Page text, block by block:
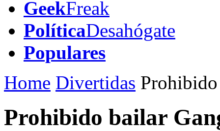
GeekFreak
PolíticaDesahógate
Populares
Home Divertidas
Prohibido bailar